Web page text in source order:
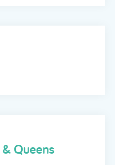
Queens